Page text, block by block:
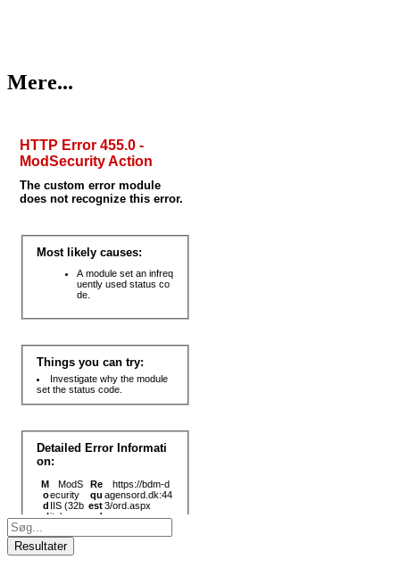
Mere...
Search
...Resultater